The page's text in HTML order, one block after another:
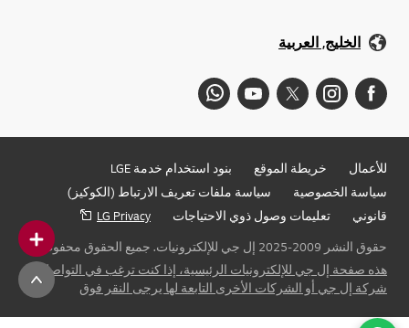
الخليج, العربية
للأعمال خريطة الموقع
بنود استخدام خدمة LGE
سياسة الخصوصية
سياسة ملفات تعريف الارتباط (الكوكيز)
قانوني
تعليمات وصول ذوي الاحتياجات
LG Privacy
حقوق النشر 2009-2025 إل جي للإلكترونيات. جميع الحقوق محفوظة
هذه صفحة إل جي للإلكترونيات الرئيسية، إذا كنت ترغب في التواصل مع
شركة إل جي أو الشركات الأخرى التابعة لها يرجى النقر فوق